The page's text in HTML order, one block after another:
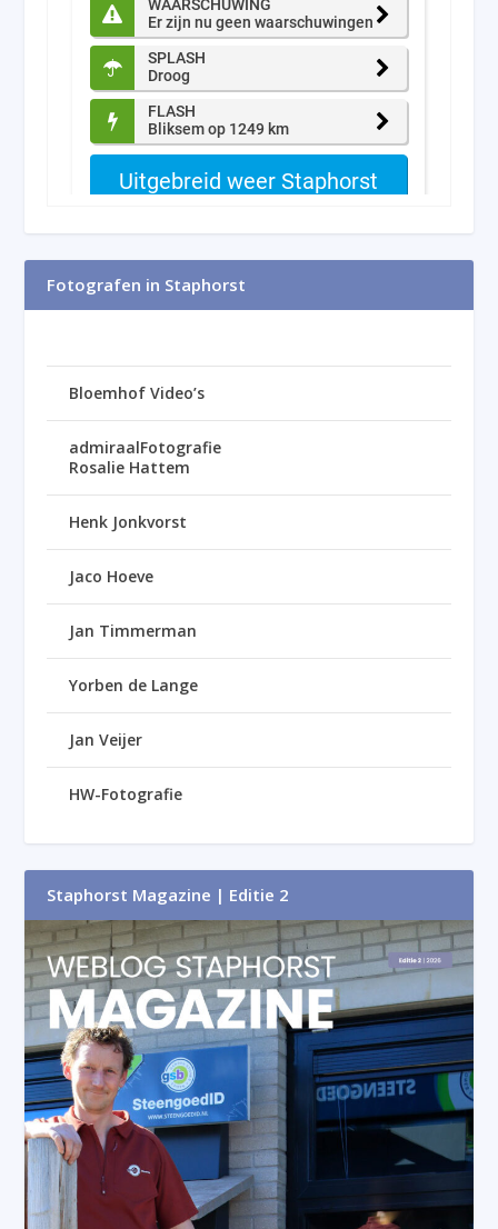
Fotografen in Staphorst
Bloemhof Video’s
admiraalFotografie
Rosalie Hattem
Henk Jonkvorst
Jaco Hoeve
Jan Timmerman
Yorben de Lange
Jan Veijer
HW-Fotografie
Staphorst Magazine | Editie 2